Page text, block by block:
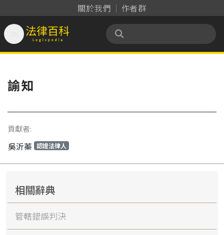
關於我們 作者群
法律百科 Legispedia
諭知
貢獻者:
吳沂蓁 認證法律人
相關辭典
管轄錯誤判決